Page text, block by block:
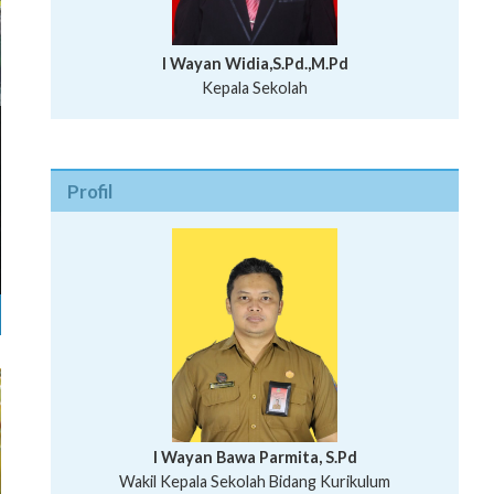
I Wayan Widia,S.Pd.,M.Pd
Kepala Sekolah
Profil
I Wayan Bawa Parmita, S.Pd
Wakil Kepala Sekolah Bidang Kurikulum
I Wayan Gede Aditya Pratita, S.Pd., M.Sn
Ni Wayan Nopi Sutantri, S.Pd.